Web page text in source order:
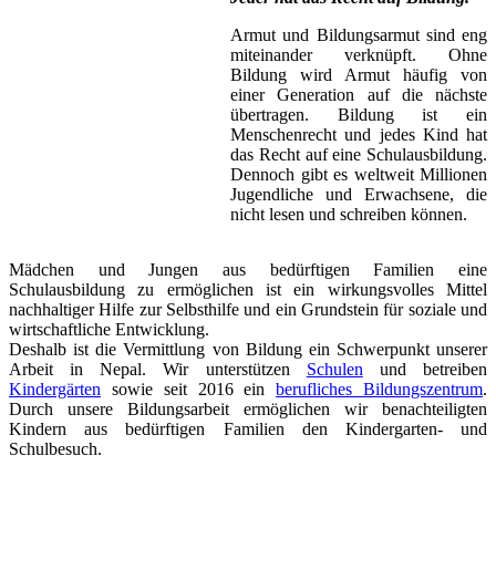
Armut und Bildungsarmut sind eng
miteinander verknüpft. Ohne
Bildung wird Armut häufig von
einer Generation auf die nächste
übertragen. Bildung ist ein
Menschenrecht und jedes Kind hat
das Recht auf eine Schulausbildung.
Dennoch gibt es weltweit Millionen
Jugendliche und Erwachsene, die
nicht lesen und schreiben können.
Mädchen und Jungen aus bedürftigen Familien eine
Schulausbildung zu ermöglichen ist ein wirkungsvolles Mittel
nachhaltiger Hilfe zur Selbsthilfe und ein Grundstein für soziale und
wirtschaftliche Entwicklung.
Deshalb ist die Vermittlung von Bildung ein Schwerpunkt unserer
Arbeit in Nepal. Wir unterstützen Schulen und betreiben
Kindergärten sowie seit 2016 einberufliches Bildungszentrum.
Durch unsere Bildungsarbeit ermöglichen wir benachteiligten
Kindern aus bedürftigen Familien den Kindergarten- und
Schulbesuch.